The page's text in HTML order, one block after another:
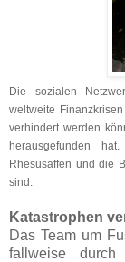
Die sozialen
weltweite
verhindert werden
herausgefunden
Rhesusaffen und die
sind.
Katastrophen
Das Team um
fallweise durch